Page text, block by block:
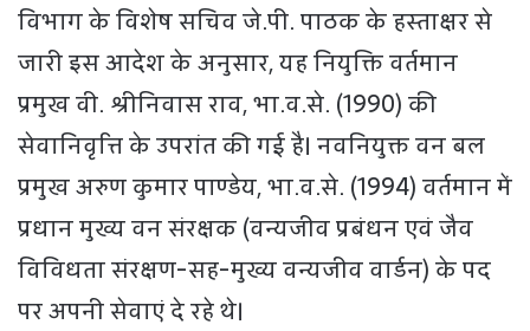
विभाग के विशेष सचिव जे.पी. पाठक के हस्ताक्षर से
जारी इस आदेश के अनुसार, यह नियुक्ति वर्तमान
प्रमुख वी. श्रीनिवास राव, भा.व.से. (1990) की
सेवानिवृत्ति के उपरांत की गई है। नवनियुक्त वन बल
प्रमुख अरुण कुमार पाण्डेय, भा.व.से. (1994) वर्तमान में
प्रधान मुख्य वन संरक्षक (वन्यजीव प्रबंधन एवं जैव
विविधता संरक्षण-सह-मुख्य वन्यजीव वार्डन) के पद
पर अपनी सेवाएं दे रहे थे।